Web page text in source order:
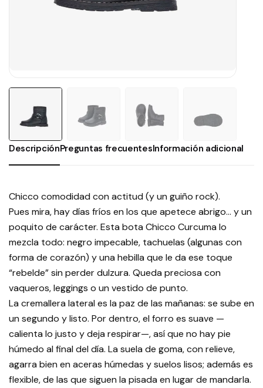
DescripciónPreguntas frecuentesInformación adicional
Chicco comodidad con actitud (y un guiño rock).
Pues mira, hay días fríos en los que apetece abrigo… y un
poquito de carácter. Esta bota Chicco Curcuma lo
mezcla todo: negro impecable, tachuelas (algunas con
forma de corazón) y una hebilla que le da ese toque
“rebelde” sin perder dulzura. Queda preciosa con
vaqueros, leggings o un vestido de punto.
La cremallera lateral es la paz de las mañanas: se sube en
un segundo y listo. Por dentro, el forro es suave —
calienta lo justo y deja respirar—, así que no hay pie
húmedo al final del día. La suela de goma, con relieve,
agarra bien en aceras húmedas y suelos lisos; además es
flexible, de las que siguen la pisada en lugar de mandarla.